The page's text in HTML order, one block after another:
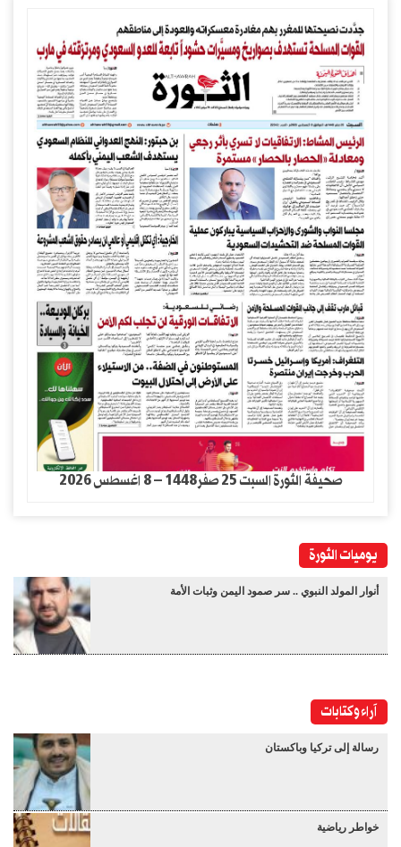
صحيفة الثورة السبت 25 صفر1448 – 8 اغسطس 2026
يوميات الثورة
أنوار المولد النبوي .. سر صمود اليمن وثبات الأمة
آراء وكتابات
رسالة إلى تركيا وباكستان
خواطر رياضية